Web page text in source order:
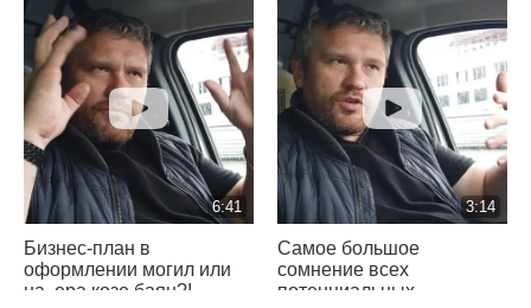
6:41
Бизнес-план в
оформлении могил или
на..ера козе баян?!
3:14
Самое большое
сомнение всех
потенциальных